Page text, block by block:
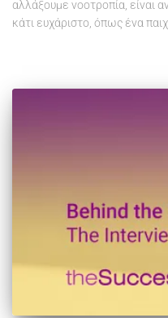
αλλάξουμε νοοτροπία, είναι
κάτι ευχάριστο, όπως ένα